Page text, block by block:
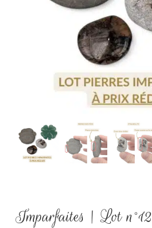
Imparfaites | Lot n°12